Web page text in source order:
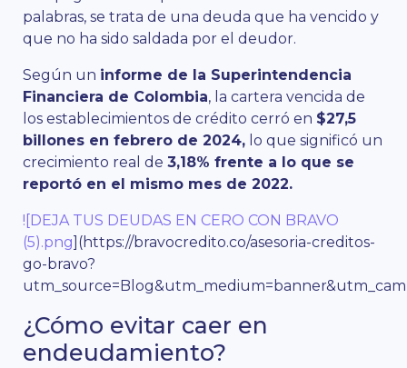
palabras, se trata de una deuda que ha vencido y
que no ha sido saldada por el deudor.
Según un informe de la Superintendencia
Financiera de Colombia, la cartera vencida de
los establecimientos de crédito cerró en $27,5
billones en febrero de 2024, lo que significó un
crecimiento real de 3,18% frente a lo que se
reportó en el mismo mes de 2022.
![DEJA TUS DEUDAS EN CERO CON BRAVO
(5).png ](https://bravocredito.co/asesoria-creditos-
go-bravo?
¿Cómo evitar caer en
endeudamiento?